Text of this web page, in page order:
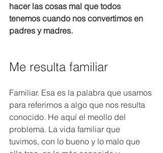
hacer las cosas mal que todos
tenemos cuando nos convertimos en
padres y madres.
Me resulta familiar
Familiar. Esa es la palabra que usamos
para referirnos a algo que nos resulta
conocido. He aquí el meollo del
problema. La vida familiar que
tuvimos, con lo bueno y lo malo que